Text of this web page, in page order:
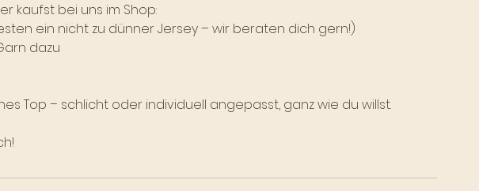
kaufst bei uns im Shop:
ein nicht zu dünner Jersey – wir beraten dich gern!)
dazu
Top – schlicht oder individuell angepasst, ganz wie du willst.